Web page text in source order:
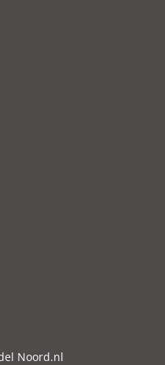
Noord.nl